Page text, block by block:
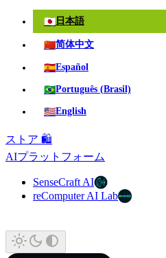
🇯🇵 日本語
🇨🇳简体中文
🇪🇸Español
🇧🇷Português (Brasil)
🇺🇸English
ストア 🛍️
AIプラットフォーム
SenseCraft AI
reComputer AI Lab